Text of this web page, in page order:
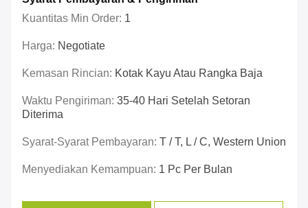
Kuantitas Min Order: 1
Harga: Negotiate
Kemasan Rincian: Kotak Kayu Atau Rangka Baja
Waktu Pengiriman: 35-40 Hari Setelah Setoran
Diterima
Syarat-Syarat Pembayaran: T / T, L / C, Western Union
Menyediakan Kemampuan: 1 Pc Per Bulan